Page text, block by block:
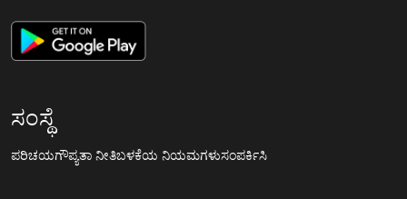
ಸಂಸ್ಥೆ
ಪರಿಚಯಗೌಪ್ಯತಾ ನೀತಿಬಳಕೆಯ ನಿಯಮಗಳುಸಂಪರ್ಕಿಸಿ